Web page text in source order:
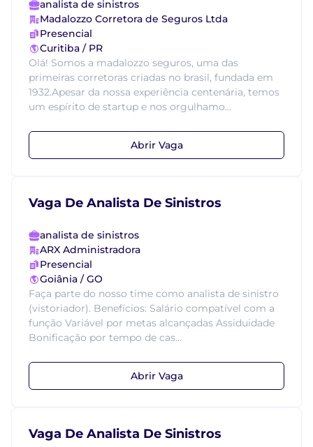
analista de sinistros
Madalozzo Corretora de Seguros Ltda
Presencial
Curitiba / PR
Olá! Somos a madalozzo seguros, uma das
primeiras corretoras criadas no brasil, fundada em
1932.Apesar da nossa experiência centenária, temos
um espírito de startup e nos orgulhamo...
Abrir Vaga
Vaga De Analista De Sinistros
analista de sinistros
ARX Administradora
Presencial
Goiânia / GO
Faça parte do nosso time como analista de sinistro
(vistoriador). Benefícios: Salário compatível com a
função Variável por metas alcançadas Assiduidade
Bonificação por tempo de cas...
Abrir Vaga
Vaga De Analista De Sinistros